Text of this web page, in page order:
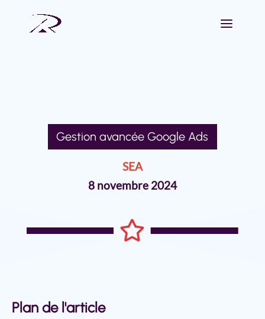
Gestion avancée Google Ads
SEA
8 novembre 2024

Plan de l'article